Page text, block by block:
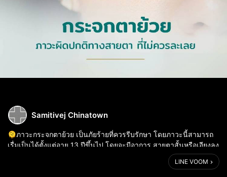
Samitivej Chinatown
🫠ภาวะกระจกตาย้วย เป็นภัยร้ายที่ควรรีบรักษา โดยภาวะนี้สามารถ
เรื่มเป็นได้ตั้งแต่อายุ 13 ปีขึ้นไป โดยจะมีอาการ สายตาสั้นหรือเอียงลง
เรื่อย ๆ และจะเพิ่มมากขึ้นอย่างรวดเร็ว เคืองตา แสบตา และตาสู้แสง
LINE VOOM